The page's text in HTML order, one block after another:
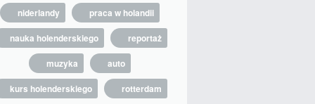
niderlandy
praca w holandii
nauka holenderskiego
reportaż
muzyka
auto
kurs holenderskiego
rotterdam